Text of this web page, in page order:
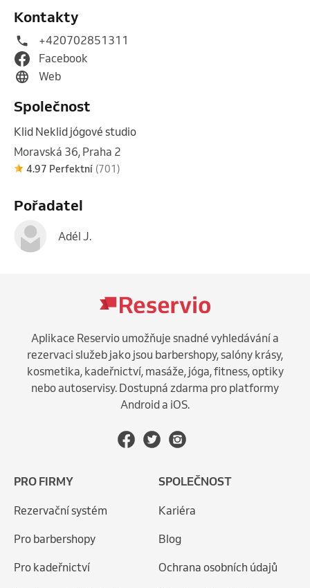
Kontakty
+420702851311
Facebook
Web
Společnost
Klid Neklid jógové studio
Moravská 36, Praha 2
4.97 Perfektní (701)
Pořadatel
Adél J.
Aplikace Reservio umožňuje snadné vyhledávání a
rezervaci služeb jako jsou barbershopy, salóny krásy,
kosmetika, kadeřnictví, masáže, jóga, fitness, optiky
nebo autoservisy. Dostupná zdarma pro platformy
Android a iOS.
PRO FIRMY
Rezervační systém
Pro barbershopy
Pro kadeřnictví
SPOLEČNOST
Kariéra
Blog
Ochrana osobních údajů